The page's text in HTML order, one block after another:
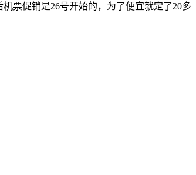
票促销是26号开始的，为了便宜就定了20多